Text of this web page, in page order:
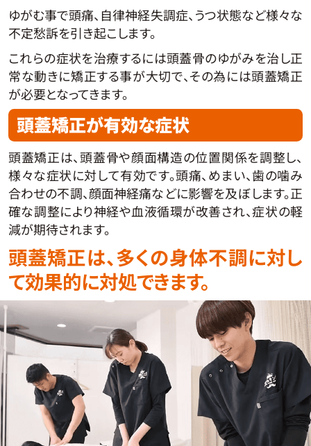
ゆがむ事で頭痛、自律神経失調症、うつ状態など様々な
不定愁訴を引き起こします。
これらの症状を治療するには頭蓋骨のゆがみを治し正
常な動きに矯正する事が大切で、その為には頭蓋矯正
が必要となってきます。
頭蓋矯正が有効な症状
頭蓋矯正は、頭蓋骨や顔面構造の位置関係を調整し、
様々な症状に対して有効です。頭痛、めまい、歯の噛み
合わせの不調、顔面神経痛などに影響を及ぼします。正
確な調整により神経や血液循環が改善され、症状の軽
減が期待されます。
頭蓋矯正は、多くの身体不調に対し
て効果的に対処できます。